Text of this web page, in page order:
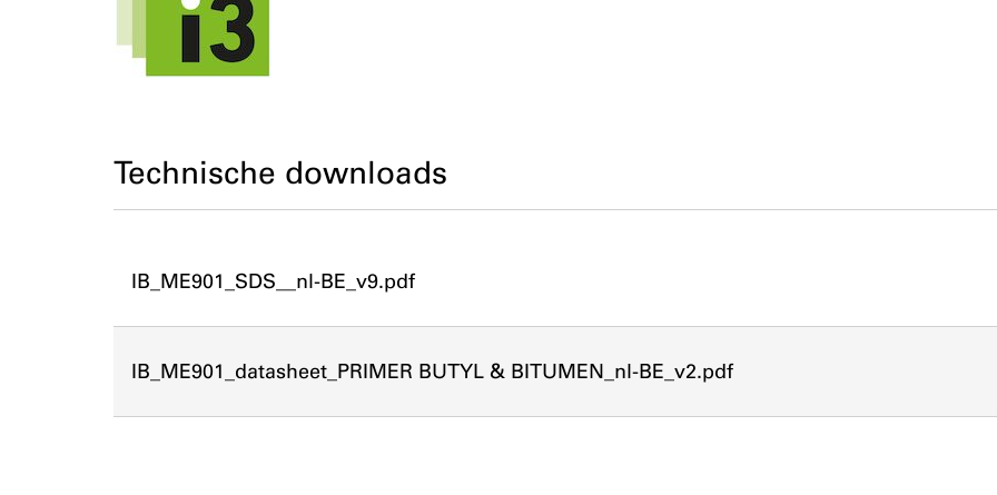
Technische downloads
IB_ME901_SDS__nl-BE_v9.pdf
IB_ME901_datasheet_PRIMER BUTYL & BITUMEN_nl-BE_v2.pdf